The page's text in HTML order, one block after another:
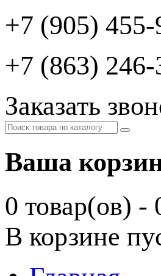
+7 (905)
+7 (863) 246-
Заказать
Ваша
0 товар(ов) -
В корзине